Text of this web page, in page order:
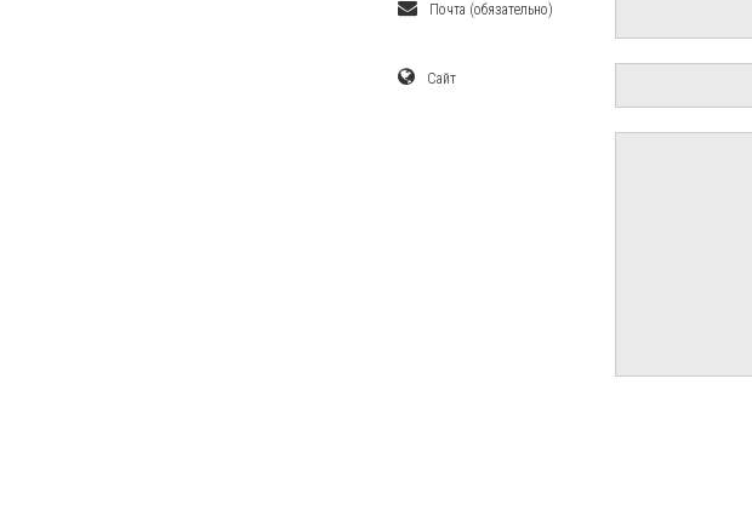
Почта (обязательно)
Сайт